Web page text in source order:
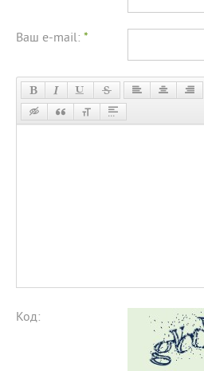
Ваш e-mail: *
Код: